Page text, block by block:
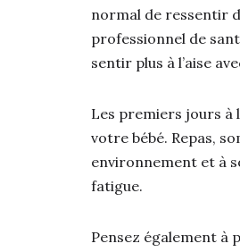
normal de ressentir
professionnel de
sentir plus à l’aise
Les premiers jours à
votre bébé. Repas,
environnement et à
fatigue.
Pensez également à